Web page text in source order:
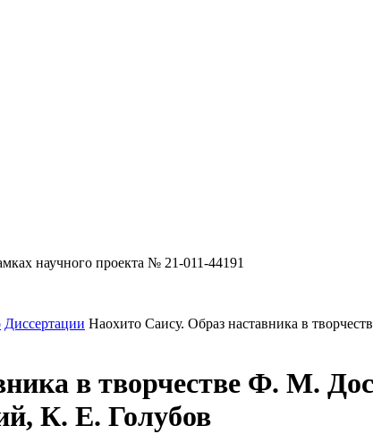
научного проекта № 21-011-44191
Диссертации Наохито Саису. Образ наставника в
в творчестве Ф. М.
К. Е. Голубов